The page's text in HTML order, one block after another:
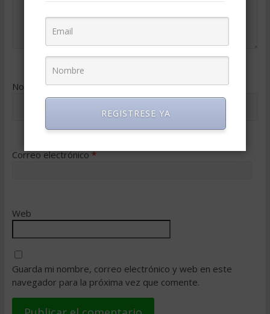
Nombre*
Correo electrónico*
Web
Guarda mi nombre, correo electrónico y web en este
navegador para la próxima vez que comente.
REGISTRESE YA